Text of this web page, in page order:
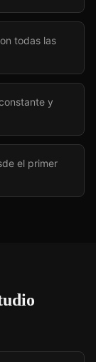
todas las
y
el primer